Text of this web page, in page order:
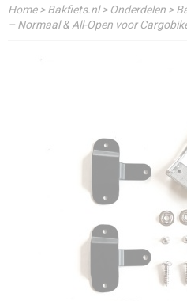
Home>Bakfiets.nl> Onderdelen >
– Normaal & All-Open voor